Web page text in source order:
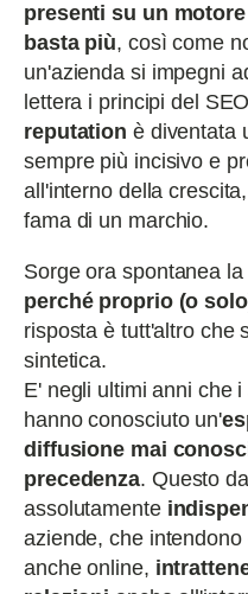
presenti su un
basta più, così come
un'azienda si impegni
lettera i principi del
reputation è diventata
sempre più incisivo e
all'interno della
fama di un marchio.
Sorge ora spontanea
perché proprio (o
risposta è tutt'altro che
sintetica.
E' negli ultimi anni che
hanno conosciuto un'
diffusione mai
precedenza. Questo
assolutamente
aziende, che intendono
anche online,